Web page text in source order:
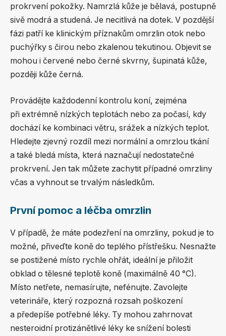
prokrvení pokožky. Namrzlá kůže je bělavá, postupně
sivě modrá a studená. Je necitlivá na dotek. V pozdější
fázi patří ke klinickým příznakům omrzlin otok nebo
puchýřky s čirou nebo zkalenou tekutinou. Objevit se
mohou i červené nebo černé skvrny, šupinatá kůže,
později kůže černá.
Provádějte každodenní kontrolu koní, zejména
při extrémně nízkých teplotách nebo za počasí, kdy
dochází ke kombinaci větru, srážek a nízkých teplot.
Hledejte zjevný rozdíl mezi normální a omrzlou tkání
a také bledá místa, která naznačují nedostatečné
prokrvení. Jen tak můžete zachytit případné omrzliny
včas a vyhnout se trvalým následkům.
První pomoc a léčba omrzlin
V případě, že máte podezření na omrzliny, pokud je to
možné, přiveďte koně do teplého přístřešku. Nesnažte
se postižené místo rychle ohřát, ideální je přiložit
obklad o tělesné teplotě koně (maximálně 40 °C).
Místo netřete, nemasírujte, nefénujte. Zavolejte
veterináře, který rozpozná rozsah poškození
a předepíše potřebné léky. Ty mohou zahrnovat
nesteroidní protizánětlivé léky ke snížení bolesti